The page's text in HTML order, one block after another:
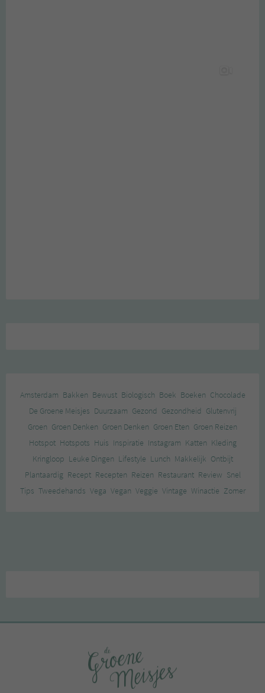
Amsterdam Bakken Bewust Biologisch Boek Boeken Chocolade
De Groene Meisjes Duurzaam Gezond Gezondheid Glutenvrij
Groen Groen Denken Groen Denken Groen Eten Groen Reizen
Hotspot Hotspots Huis Inspiratie Instagram Katten Kleding
Kringloop Leuke Dingen Lifestyle Lunch Makkelijk Ontbijt
Plantaardig Recept Recepten Reizen Restaurant Review Snel
Tips Tweedehands Vega Vegan Veggie Vintage Winactie Zomer